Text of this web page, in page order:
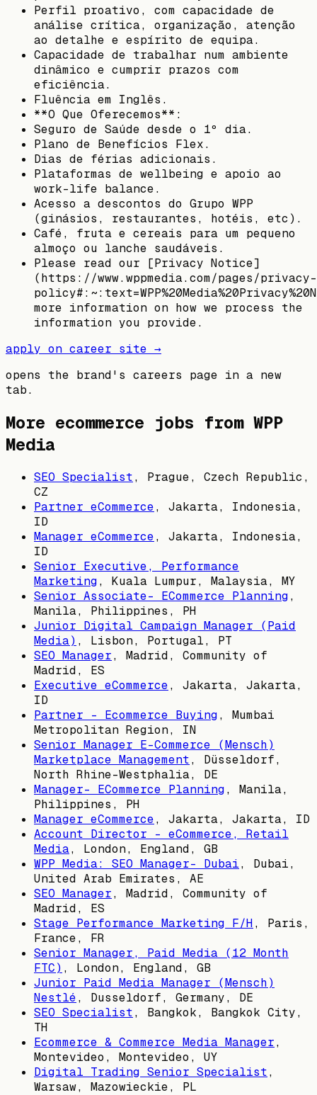
Perfil proativo, com capacidade de
análise crítica, organização, atenção
ao detalhe e espírito de equipa.
Capacidade de trabalhar num ambiente
dinâmico e cumprir prazos com
eficiência.
Fluência em Inglês.
**O Que Oferecemos**:
Seguro de Saúde desde o 1º dia.
Plano de Benefícios Flex.
Dias de férias adicionais.
Plataformas de wellbeing e apoio ao
work-life balance.
Acesso a descontos do Grupo WPP
(ginásios, restaurantes, hotéis, etc).
Café, fruta e cereais para um pequeno
almoço ou lanche saudáveis.
Please read our [Privacy Notice]
(https://www.wppmedia.com/pages/privacy-
more information on how we process the
information you provide.
apply on career site →
opens the brand's careers page in a new
tab.
More ecommerce jobs from WPP
Media
SEO Specialist, Prague, Czech Republic,
CZ
Partner eCommerce, Jakarta, Indonesia,
ID
Manager eCommerce, Jakarta, Indonesia,
ID
Senior Executive, Performance
Marketing, Kuala Lumpur, Malaysia, MY
Senior Associate- ECommerce Planning,
Manila, Philippines, PH
Junior Digital Campaign Manager (Paid
Media) , Lisbon, Portugal, PT
SEO Manager, Madrid, Community of
Madrid, ES
Executive eCommerce, Jakarta, Jakarta,
ID
Partner - Ecommerce Buying, Mumbai
Metropolitan Region, IN
Senior Manager E-Commerce (Mensch)
Marketplace Management, Düsseldorf,
North Rhine-Westphalia, DE
Manager- ECommerce Planning, Manila,
Philippines, PH
Manager eCommerce, Jakarta, Jakarta, ID
Account Director - eCommerce, Retail
Media, London, England, GB
WPP Media: SEO Manager- Dubai, Dubai,
United Arab Emirates, AE
SEO Manager, Madrid, Community of
Madrid, ES
Stage Performance Marketing F/H, Paris,
France, FR
Senior Manager, Paid Media (12 Month
FTC) , London, England, GB
Junior Paid Media Manager (Mensch)
Nestlé, Dusseldorf, Germany, DE
SEO Specialist, Bangkok, Bangkok City,
TH
Ecommerce & Commerce Media Manager,
Montevideo, Montevideo, UY
Digital Trading Senior Specialist,
Warsaw, Mazowieckie, PL